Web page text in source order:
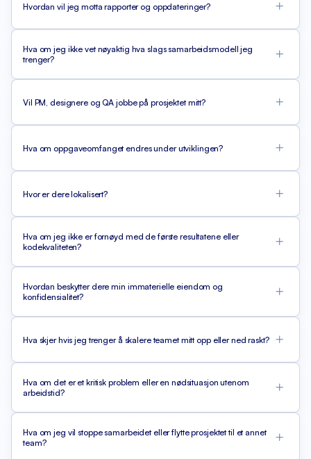
Hvordan vil jeg motta rapporter og oppdateringer?
Hva om jeg ikke vet nøyaktig hva slags samarbeidsmodell jeg
trenger?
Vil PM, designere og QA jobbe på prosjektet mitt?
Hva om oppgaveomfanget endres under utviklingen?
Hvor er dere lokalisert?
Hva om jeg ikke er fornøyd med de første resultatene eller
kodekvaliteten?
Hvordan beskytter dere min immaterielle eiendom og
konfidensialitet?
Hva skjer hvis jeg trenger å skalere teamet mitt opp eller ned raskt?
Hva om det er et kritisk problem eller en nødsituasjon utenom
arbeidstid?
Hva om jeg vil stoppe samarbeidet eller flytte prosjektet til et annet
team?